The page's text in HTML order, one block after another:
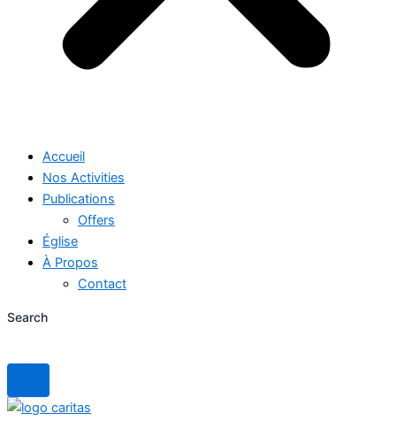
Accueil
Nos Activities
Publications
Offers
Église
À Propos
Contact
Search